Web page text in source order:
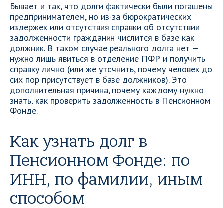
Бывает и так, что долги фактически были погашены
предпринимателем, но из-за бюрократических
издержек или отсутствия справки об отсутствии
задолженности гражданин числится в базе как
должник. В таком случае реального долга нет —
нужно лишь явиться в отделение ПФР и получить
справку лично (или же уточнить, почему человек до
сих пор присутствует в базе должников). Это
дополнительная причина, почему каждому нужно
знать, как проверить задолженность в Пенсионном
Фонде.
Как узнать долг в
Пенсионном Фонде: по
ИНН, по фамилии, иным
способом